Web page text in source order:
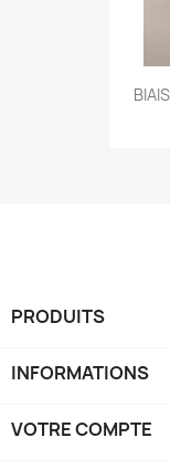
PRODUITS
INFORMATIONS
VOTRE COMPTE